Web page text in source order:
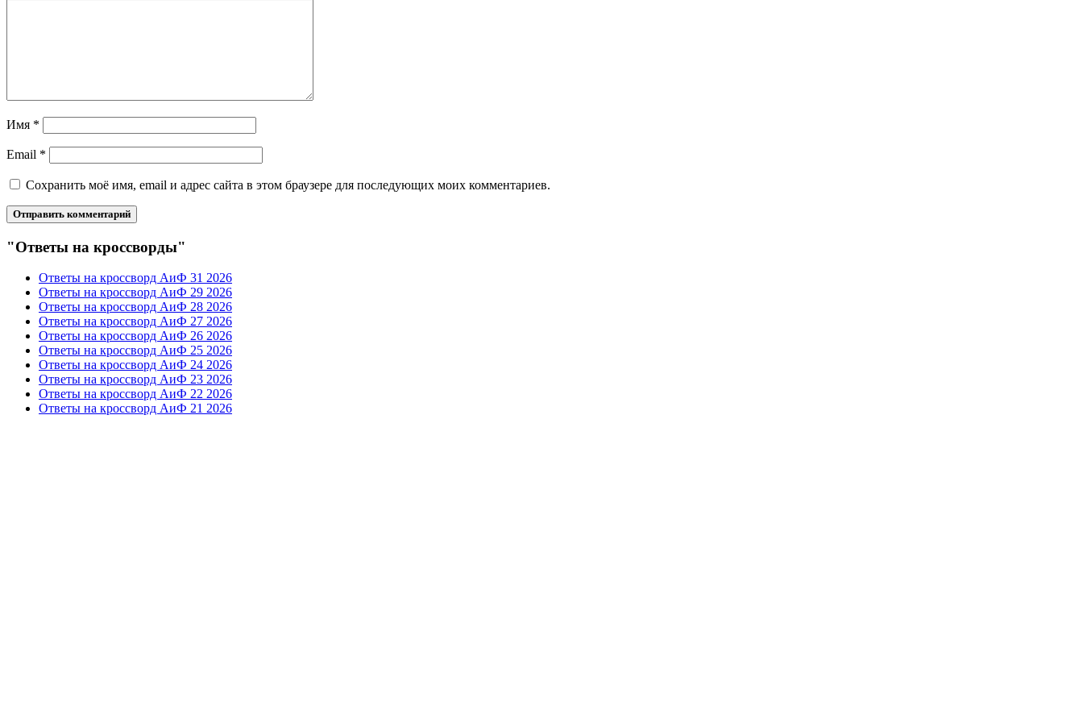
Имя *
Email *
Сохранить моё имя, email и адрес сайта в этом браузере для последующих моих комментариев.
"Ответы на кроссворды"
Ответы на кроссворд АиФ 31 2026
Ответы на кроссворд АиФ 29 2026
Ответы на кроссворд АиФ 28 2026
Ответы на кроссворд АиФ 27 2026
Ответы на кроссворд АиФ 26 2026
Ответы на кроссворд АиФ 25 2026
Ответы на кроссворд АиФ 24 2026
Ответы на кроссворд АиФ 23 2026
Ответы на кроссворд АиФ 22 2026
Ответы на кроссворд АиФ 21 2026